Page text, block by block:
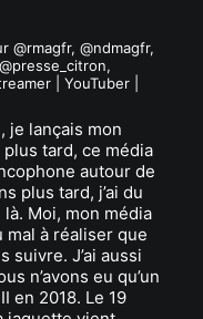
@rmagfr, @ndmagfr,
| YouTuber |